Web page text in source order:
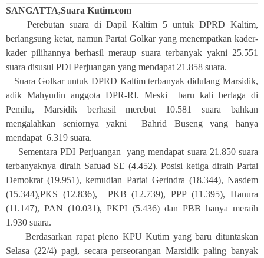
SANGATTA,Suara Kutim.com
Perebutan suara di Dapil Kaltim 5 untuk DPRD Kaltim,
berlangsung ketat, namun Partai Golkar yang menempatkan kader-
kader pilihannya berhasil meraup suara terbanyak yakni 25.551
suara disusul PDI Perjuangan yang mendapat 21.858 suara.
Suara Golkar untuk DPRD Kaltim terbanyak didulang Marsidik,
adik Mahyudin anggota DPR-RI. Meski
baru kali berlaga di
Pemilu, Marsidik berhasil merebut 10.581 suara bahkan
mengalahkan seniornya yakni
Bahrid Buseng yang hanya
mendapat 6.319 suara.
Sementara PDI Perjuangan
yang mendapat suara 21.850 suara
terbanyaknya diraih Safuad SE (4.452). Posisi ketiga diraih Partai
Demokrat (19.951), kemudian Partai Gerindra (18.344), Nasdem
(15.344),PKS (12.836),
PKB (12.739), PPP (11.395), Hanura
(11.147), PAN (10.031), PKPI (5.436) dan PBB hanya meraih
1.930 suara.
Berdasarkan rapat pleno KPU Kutim yang baru dituntaskan
Selasa (22/4) pagi, secara perseorangan Marsidik paling banyak